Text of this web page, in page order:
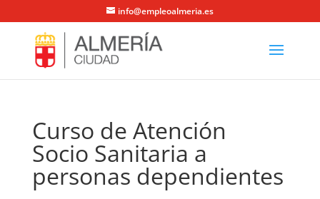
info@empleoalmeria.es
Curso de Atención
Socio Sanitaria a
personas dependientes